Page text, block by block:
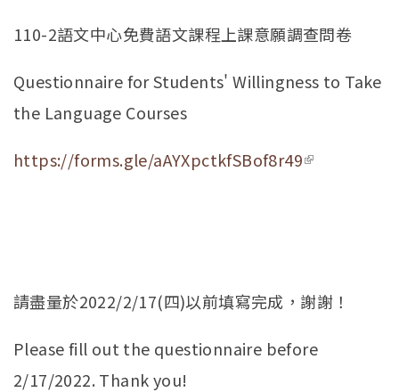
110-2語文中心免費語文課程上課意願調查問卷
Questionnaire for Students' Willingness to Take
the Language Courses
https://forms.gle/aAYXpctkfSBof8r49(link is
請盡量於2022/2/17(四)以前填寫完成，謝謝！
Please fill out the questionnaire before
2/17/2022. Thank you!